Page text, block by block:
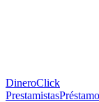
DineroClick
Prestamistas